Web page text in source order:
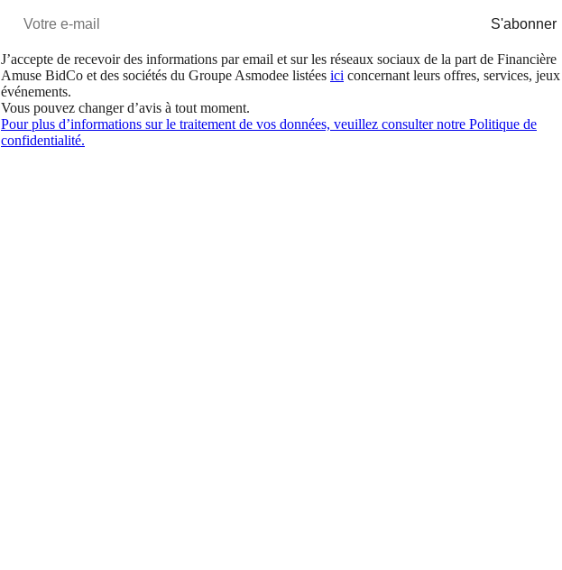
S'abonner
J’accepte de recevoir des informations par email et sur les réseaux sociaux de la part de Financière
Amuse BidCo et des sociétés du Groupe Asmodee listées ici concernant leurs offres, services,
événements.
Vous pouvez changer d’avis à tout moment.
Pour plus d’informations sur le traitement de vos données, veuillez consulter notre Politique de
confidentialité.